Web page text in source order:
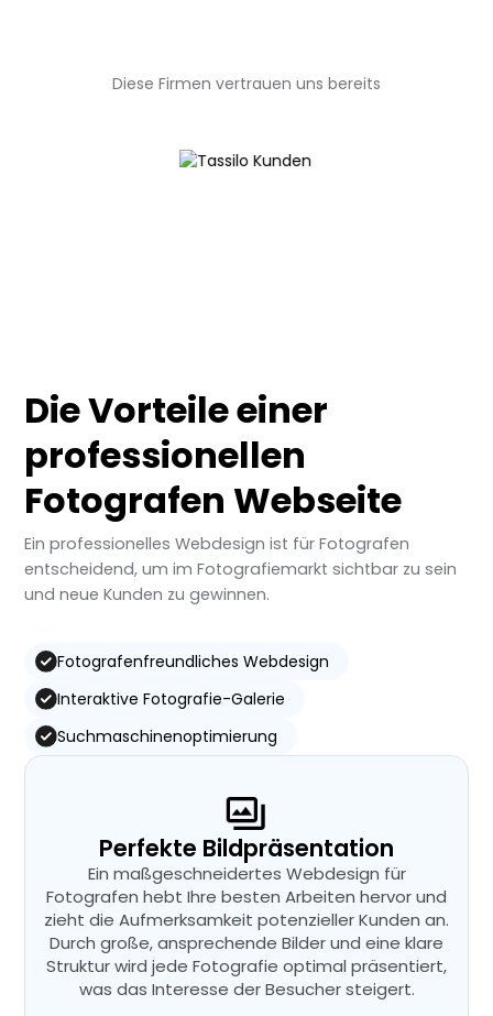
Diese Firmen vertrauen uns bereits
Perfekte Bildpräsentation
Ein maßgeschneidertes Webdesign für
Fotografen hebt Ihre besten Arbeiten hervor und
zieht die Aufmerksamkeit potenzieller Kunden an.
Durch große, ansprechende Bilder und eine klare
Struktur wird jede Fotografie optimal präsentiert,
was das Interesse der Besucher steigert.
Die Vorteile einer
professionellen
Fotografen Webseite
Ein professionelles Webdesign ist für Fotografen
entscheidend, um im Fotografiemarkt sichtbar zu sein
und neue Kunden zu gewinnen.
Fotografenfreundliches Webdesign
Interaktive Fotografie-Galerie
Suchmaschinenoptimierung